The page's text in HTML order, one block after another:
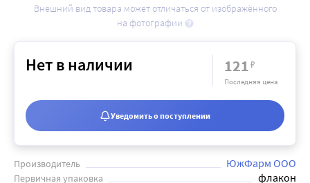
Внешний вид товара может отличаться от изображённого
на фотографии
Производитель ЮжФарм ООО
Первичная упаковка флакон
Нет в наличии 121₽
Последняя цена
Уведомить о поступлении